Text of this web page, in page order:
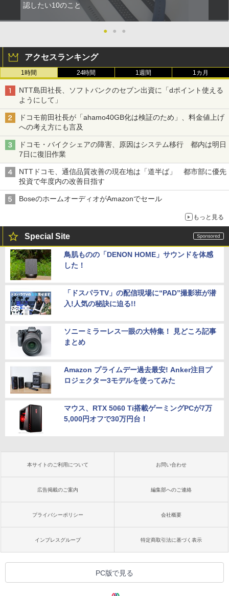
認したい10のこと
● ● ●
アクセスランキング
1時間 24時間 1週間 1カ月
NTT島田社長、ソフトバンクのセブン出資に「dポイント使える
ようにして」
ドコモ前田社長が「ahamo40GB化は検証のため」、料金値上げ
への考え方にも言及
ドコモ・バイクシェアの障害、原因はシステム移行 都内は明日
7日に復旧作業
NTTドコモ、通信品質改善の現在地は「道半ば」 都市部に優先
投資で年度内の改善目指す
BoseのホームオーディオがAmazonでセール
もっと見る
Special Site
鳥肌ものの「DENON HOME」サウンドを体感
した！
「ドスパラTV」の配信現場に“PAD”撮影班が潜
入!人気の秘訣に迫る!!
ソニーミラーレス一眼の大特集！ 見どころ記事
まとめ
Amazon プライムデー過去最安! Anker注目プ
ロジェクター3モデルを使ってみた
マウス、RTX 5060 Ti搭載ゲーミングPCが7万
5,000円オフで30万円台！
本サイトのご利用について お問い合わせ
広告掲載のご案内 編集部へのご連絡
プライバシーポリシー 会社概要
インプレスグループ 特定商取引法に基づく表示
PC版で見る